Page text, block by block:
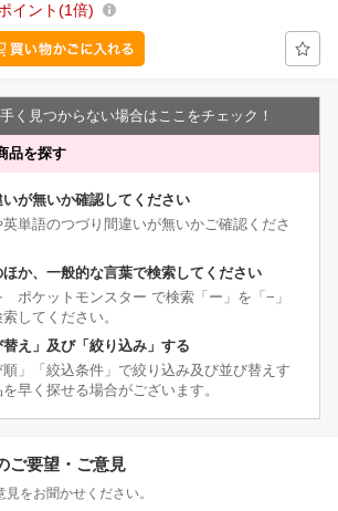
イント 1倍
く見つからない場合はここをチェック！
品を探す
が無いか確認してください
単語のつづり間違いが無いかご確認くださ
か、一般的な言葉で検索してください
ケットモンスター で検索「ー」を「−」
してください。
え」及び「絞り込み」する
」「絞込条件」で絞り込み及び並び替えす
早く探せる場合がございます。
ご要望・ご意見
をお聞かせください。